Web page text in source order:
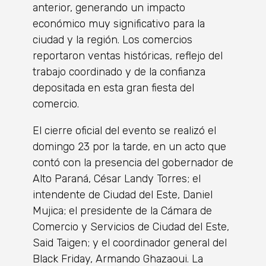
anterior, generando un impacto
económico muy significativo para la
ciudad y la región. Los comercios
reportaron ventas históricas, reflejo del
trabajo coordinado y de la confianza
depositada en esta gran fiesta del
comercio.
El cierre oficial del evento se realizó el
domingo 23 por la tarde, en un acto que
contó con la presencia del gobernador de
Alto Paraná, César Landy Torres; el
intendente de Ciudad del Este, Daniel
Mujica; el presidente de la Cámara de
Comercio y Servicios de Ciudad del Este,
Said Taigen; y el coordinador general del
Black Friday, Armando Ghazaoui. La